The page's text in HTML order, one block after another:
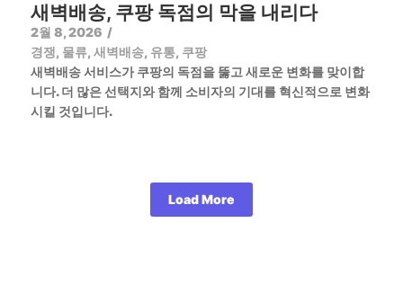
새벽배송, 쿠팡 독점의 막을 내리다
2월 8, 2026 /
경쟁, 물류, 새벽배송, 유통, 쿠팡
새벽배송 서비스가 쿠팡의 독점을 뚫고 새로운 변화를 맞이합
니다. 더 많은 선택지와 함께 소비자의 기대를 혁신적으로 변화
시킬 것입니다.
Load More